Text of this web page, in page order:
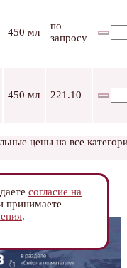
450 мл
по
запросу
450 мл 221.10
цены на все
согласие на
принимаете
.